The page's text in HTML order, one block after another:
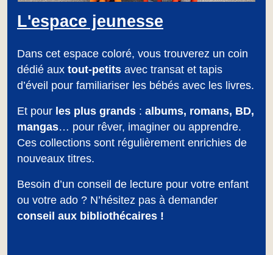
L'espace jeunesse
Dans cet espace coloré, vous trouverez un coin
dédié aux tout-petits avec transat et tapis
d’éveil pour familiariser les bébés avec les livres.
Et pour les plus grands : albums, romans, BD,
mangas… pour rêver, imaginer ou apprendre.
Ces collections sont régulièrement enrichies de
nouveaux titres.
Besoin d’un conseil de lecture pour votre enfant
ou votre ado ? N’hésitez pas à demander
conseil aux bibliothécaires !